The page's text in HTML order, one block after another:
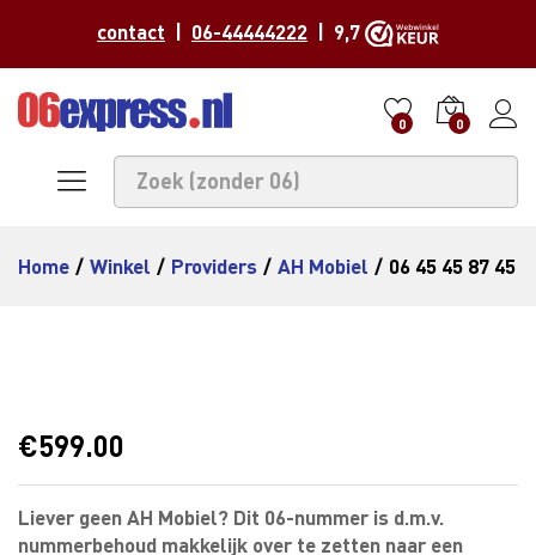
contact 06-44444222 | 9,7
0 0
Home / Winkel / Providers / AH Mobiel / 06 45 45 87 45
€599.00
Liever geen AH Mobiel? Dit 06-nummer is d.m.v.
nummerbehoud makkelijk over te zetten naar een